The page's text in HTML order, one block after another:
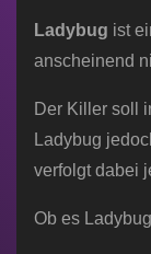
Ladybug ist
anscheinend
Der Killer soll
Ladybug
verfolgt dabei
Ob es